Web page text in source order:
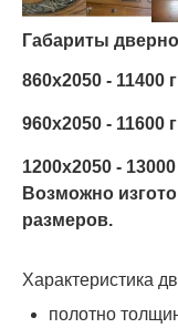
Габариты
860х2050 - 11400
960х2050 - 11600
1200х2050 -
Возможно
размеров.
Характеристика
полотно